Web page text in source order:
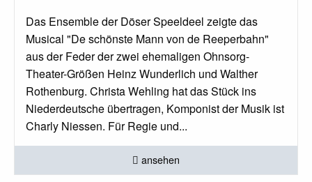
Das Ensemble der Döser Speeldeel zeigte das
Musical "De schönste Mann von de Reeperbahn"
aus der Feder der zwei ehemaligen Ohnsorg-
Theater-Größen Heinz Wunderlich und Walther
Rothenburg. Christa Wehling hat das Stück ins
Niederdeutsche übertragen, Komponist der Musik ist
Charly Niessen. Für Regie und...
ansehen